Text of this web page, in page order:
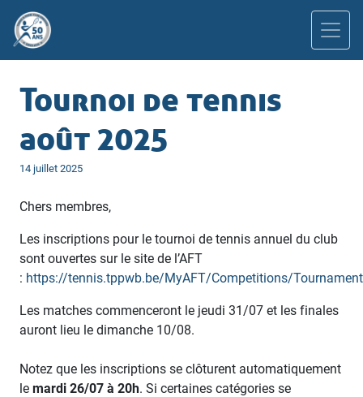
Tournoi de tennis
août 2025
Publié
14 juillet 2025
Chers membres,
Les inscriptions pour le tournoi de tennis annuel du club
sont ouvertes sur le site de l’AFT
: https://tennis.tppwb.be/MyAFT/Competitions/
Les matches commenceront le jeudi 31/07 et les finales
auront lieu le dimanche 10/08.
Notez que les inscriptions se clôturent automatiquement
lemardi 26/07 à 20h. Si certaines catégories se